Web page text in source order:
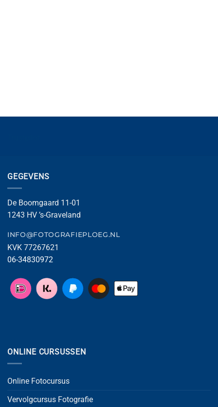
GEGEVENS
De Boomgaard 11-01
1243 HV ’s-Graveland
INFO@FOTOGRAFIEPLOEG.NL
KVK 77267621
06-34830972
ONLINE CURSUSSEN
Online Fotocursus
Vervolgcursus Fotografie